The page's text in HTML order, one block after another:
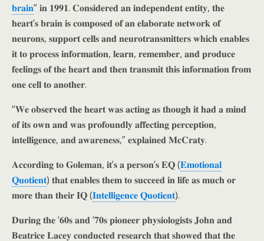
𝐛𝐫𝐚𝐢𝐧” 𝐢𝐧 𝟏𝟗𝟗𝟏. 𝐂𝐨𝐧𝐬𝐢𝐝𝐞𝐫𝐞𝐝 𝐚𝐧 𝐢𝐧𝐝𝐞𝐩𝐞𝐧𝐝𝐞𝐧𝐭 𝐞𝐧𝐭𝐢𝐭𝐲, 𝐭𝐡𝐞
𝐡𝐞𝐚𝐫𝐭’𝐬 𝐛𝐫𝐚𝐢𝐧 𝐢𝐬 𝐜𝐨𝐦𝐩𝐨𝐬𝐞𝐝 𝐨𝐟 𝐚𝐧 𝐞𝐥𝐚𝐛𝐨𝐫𝐚𝐭𝐞 𝐧𝐞𝐭𝐰𝐨𝐫𝐤 𝐨𝐟
𝐧𝐞𝐮𝐫𝐨𝐧𝐬, 𝐬𝐮𝐩𝐩𝐨𝐫𝐭 𝐜𝐞𝐥𝐥𝐬 𝐚𝐧𝐝 𝐧𝐞𝐮𝐫𝐨𝐭𝐫𝐚𝐧𝐬𝐦𝐢𝐭𝐭𝐞𝐫𝐬 𝐰𝐡𝐢𝐜𝐡 𝐞𝐧𝐚𝐛𝐥𝐞𝐬
𝐢𝐭 𝐭𝐨 𝐩𝐫𝐨𝐜𝐞𝐬𝐬 𝐢𝐧𝐟𝐨𝐫𝐦𝐚𝐭𝐢𝐨𝐧, 𝐥𝐞𝐚𝐫𝐧, 𝐫𝐞𝐦𝐞𝐦𝐛𝐞𝐫, 𝐚𝐧𝐝 𝐩𝐫𝐨𝐝𝐮𝐜𝐞
𝐟𝐞𝐞𝐥𝐢𝐧𝐠𝐬 𝐨𝐟 𝐭𝐡𝐞 𝐡𝐞𝐚𝐫𝐭 𝐚𝐧𝐝 𝐭𝐡𝐞𝐧 𝐭𝐫𝐚𝐧𝐬𝐦𝐢𝐭 𝐭𝐡𝐢𝐬 𝐢𝐧𝐟𝐨𝐫𝐦𝐚𝐭𝐢𝐨𝐧 𝐟𝐫𝐨𝐦
𝐨𝐧𝐞 𝐜𝐞𝐥𝐥 𝐭𝐨 𝐚𝐧𝐨𝐭𝐡𝐞𝐫.
“𝐖𝐞 𝐨𝐛𝐬𝐞𝐫𝐯𝐞𝐝 𝐭𝐡𝐞 𝐡𝐞𝐚𝐫𝐭 𝐰𝐚𝐬 𝐚𝐜𝐭𝐢𝐧𝐠 𝐚𝐬 𝐭𝐡𝐨𝐮𝐠𝐡 𝐢𝐭 𝐡𝐚𝐝 𝐚 𝐦𝐢𝐧𝐝
𝐨𝐟 𝐢𝐭𝐬 𝐨𝐰𝐧 𝐚𝐧𝐝 𝐰𝐚𝐬 𝐩𝐫𝐨𝐟𝐨𝐮𝐧𝐝𝐥𝐲 𝐚𝐟𝐟𝐞𝐜𝐭𝐢𝐧𝐠 𝐩𝐞𝐫𝐜𝐞𝐩𝐭𝐢𝐨𝐧,
𝐢𝐧𝐭𝐞𝐥𝐥𝐢𝐠𝐞𝐧𝐜𝐞, 𝐚𝐧𝐝 𝐚𝐰𝐚𝐫𝐞𝐧𝐞𝐬𝐬,” 𝐞𝐱𝐩𝐥𝐚𝐢𝐧𝐞𝐝 𝐌𝐜𝐂𝐫𝐚𝐭𝐲.
𝐀𝐜𝐜𝐨𝐫𝐝𝐢𝐧𝐠 𝐭𝐨 𝐆𝐨𝐥𝐞𝐦𝐚𝐧, 𝐢𝐭’𝐬 𝐚 𝐩𝐞𝐫𝐬𝐨𝐧’𝐬 𝐄𝐐 (𝐄𝐦𝐨𝐭𝐢𝐨𝐧𝐚𝐥
𝐐𝐮𝐨𝐭𝐢𝐞𝐧𝐭) 𝐭𝐡𝐚𝐭 𝐞𝐧𝐚𝐛𝐥𝐞𝐬 𝐭𝐡𝐞𝐦 𝐭𝐨 𝐬𝐮𝐜𝐜𝐞𝐞𝐝 𝐢𝐧 𝐥𝐢𝐟𝐞 𝐚𝐬 𝐦𝐮𝐜𝐡 𝐨𝐫
𝐦𝐨𝐫𝐞 𝐭𝐡𝐚𝐧 𝐭𝐡𝐞𝐢𝐫 𝐈𝐐 (𝐈𝐧𝐭𝐞𝐥𝐥𝐢𝐠𝐞𝐧𝐜𝐞 𝐐𝐮𝐨𝐭𝐢𝐞𝐧𝐭).
𝐃𝐮𝐫𝐢𝐧𝐠 𝐭𝐡𝐞 ‘𝟔𝟎𝐬 𝐚𝐧𝐝 ’𝟕𝟎𝐬 𝐩𝐢𝐨𝐧𝐞𝐞𝐫 𝐩𝐡𝐲𝐬𝐢𝐨𝐥𝐨𝐠𝐢𝐬𝐭𝐬 𝐉𝐨𝐡𝐧 𝐚𝐧𝐝
𝐁𝐞𝐚𝐭𝐫𝐢𝐜𝐞 𝐋𝐚𝐜𝐞𝐲 𝐜𝐨𝐧𝐝𝐮𝐜𝐭𝐞𝐝 𝐫𝐞𝐬𝐞𝐚𝐫𝐜𝐡 𝐭𝐡𝐚𝐭 𝐬𝐡𝐨𝐰𝐞𝐝 𝐭𝐡𝐚𝐭 𝐭𝐡𝐞